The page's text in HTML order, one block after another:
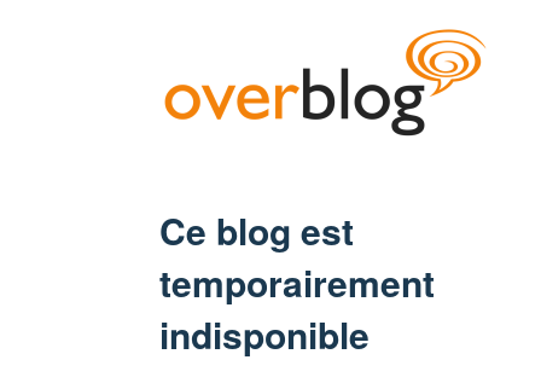
Ce blog est
temporairement
indisponible